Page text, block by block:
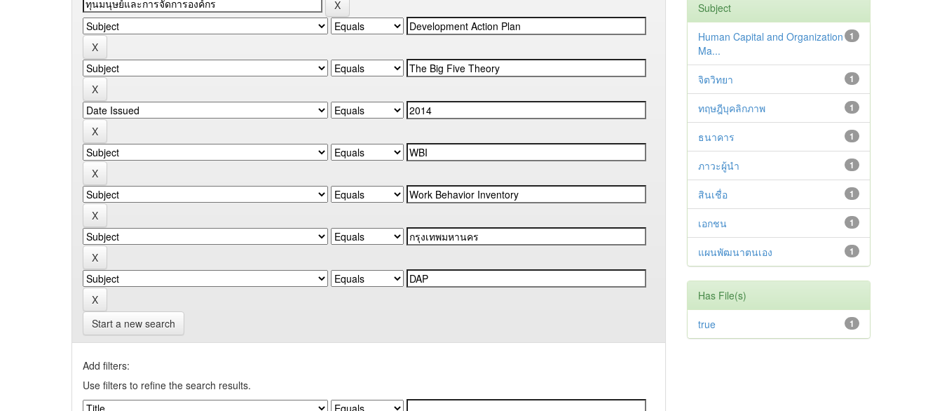
Start a new search
Add filters:
Use filters to refine the search results.
Subject
1
Human Capital and Organization
Ma...
1
จิตวิทยา
1
ทฤษฎีบุคลิกภาพ
1
ธนาคาร
1
ภาวะผู้นำ
1
สินเชื่อ
1
เอกชน
1
แผนพัฒนาตนเอง
Has File(s)
1
true